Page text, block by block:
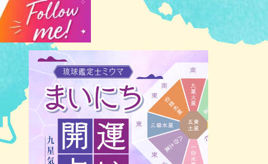
本島南部 先島諸島
北部離島